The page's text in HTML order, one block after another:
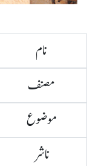
نام
مصنف
موضوع
ناشر